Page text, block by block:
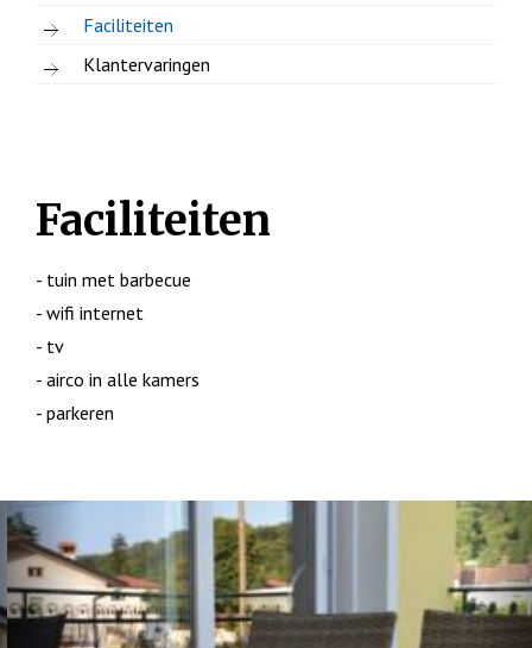
Faciliteiten
Klantervaringen
Faciliteiten
- tuin met barbecue
- wifi internet
- tv
- airco in alle kamers
- parkeren